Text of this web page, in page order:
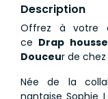
Description
Offrez à votre
ce Drap
Douceur de chez
Née de la